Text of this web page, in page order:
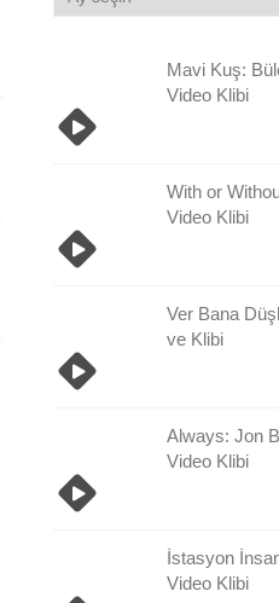
Damlası
Mavi Kuş:
Video Klibi
With or
Video Klibi
Ver Bana
ve Klibi
Always: Jon
Video Klibi
İstasyon
Video Klibi